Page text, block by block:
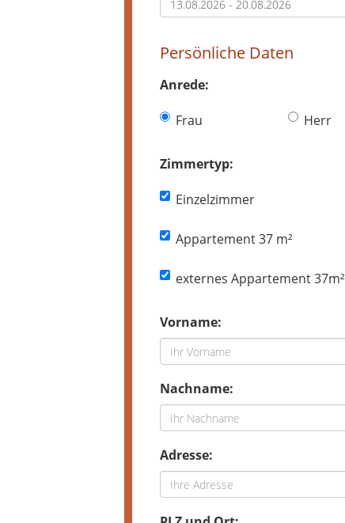
Persönliche Daten
Anrede:
Frau Herr
Zimmertyp:
Einzelzimmer
Appartement 37 m²
externes Appartement 37m²
Vorname:
Nachname:
Adresse: